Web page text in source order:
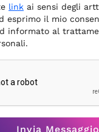
link ai sensi degli
esprimo il mio
informato al